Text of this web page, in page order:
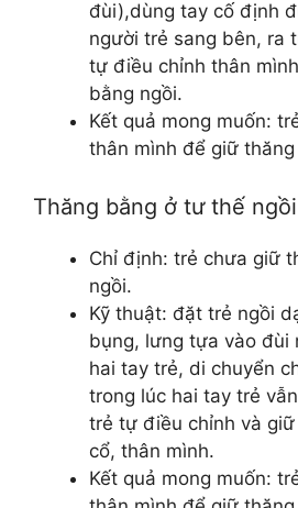
đùi),dùng tay cố định
người trẻ sang bên, ra
tự điều chỉnh thân
bằng ngồi.
Kết quả mong muốn:
thân mình để giữ
Thăng bằng ở tư thế
Chỉ định: trẻ chưa giữ
ngồi.
Kỹ thuật: đặt trẻ ngồi
bụng, lưng tựa vào đùi
hai tay trẻ, di chuyển
trong lúc hai tay trẻ
trẻ tự điều chỉnh và
cổ, thân mình.
Kết quả mong muốn: